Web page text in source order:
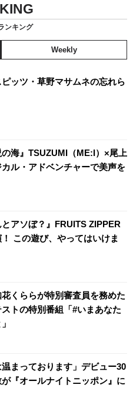
ンキング
Weekly
ッツ・草野マサムネの忘れら
の海』TSUZUMI（ME:I）×尾上
ル・アドベンチャーで美声を
とアソぼ？』FRUITS ZIPPER
この遊び、やってはいけま
くららが特別審査員を務めた
トの特別番組「#いまあなた
温まっております」デビュー30
『オールナイトニッポン』に